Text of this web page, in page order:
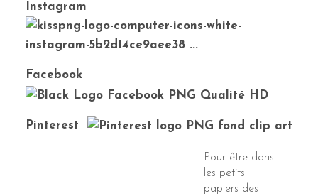
Instagram
Facebook
Pinterest
Pour être dans
les petits
papiers des